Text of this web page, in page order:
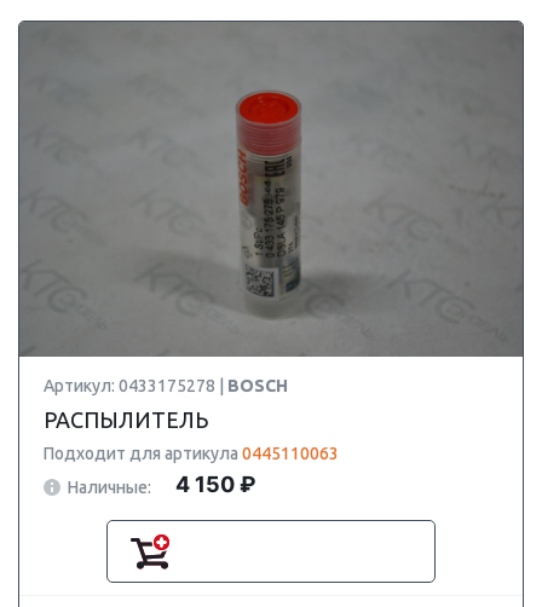
Артикул: 0433175278 | BOSCH
РАСПЫЛИТЕЛЬ
Подходит для артикула 0445110063
Наличные:
4 150 ₽